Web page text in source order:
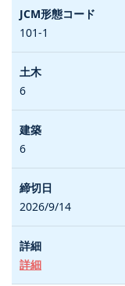
101-1
6
6
2026/9/14
詳細